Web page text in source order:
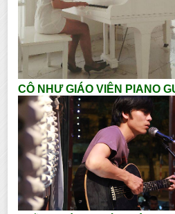
CÔ NHƯ GIÁO VIÊN PIANO